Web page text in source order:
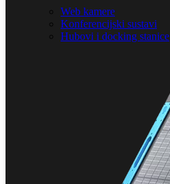
Web kamere
Konferencijski sustavi
Hubovi i docking stanice